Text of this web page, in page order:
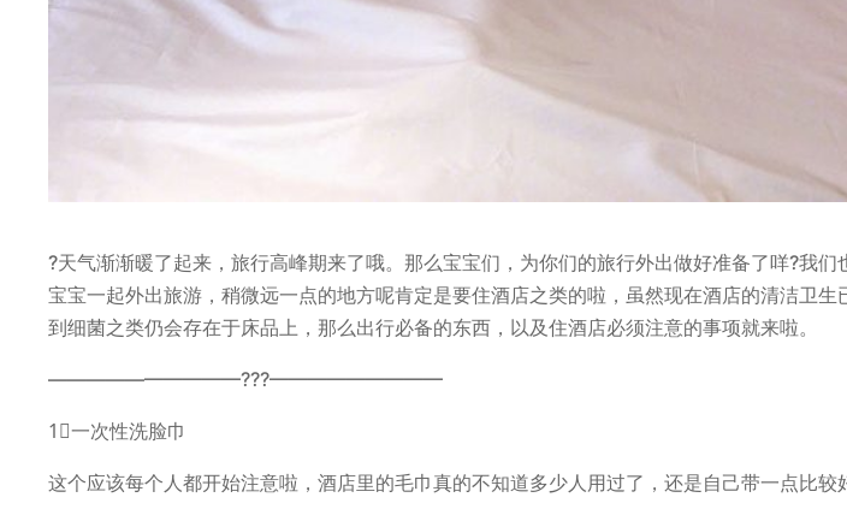
?天气渐渐暖了起来，旅行高峰期来了哦。那么宝宝们，为你们的旅行外出做好准备了咩?我
宝宝一起外出旅游，稍微远一点的地方呢肯定是要住酒店之类的啦，虽然现在酒店的清洁卫生
到细菌之类仍会存在于床品上，那么出行必备的东西，以及住酒店必须注意的事项就来啦。
——————————???—————————
1⃣️一次性洗脸巾
这个应该每个人都开始注意啦，酒店里的毛巾真的不知道多少人用过了，还是自己带一点比较